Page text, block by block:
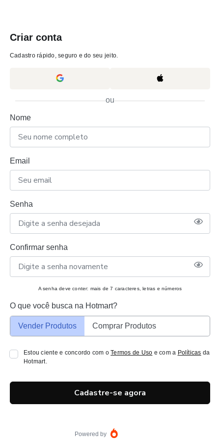
Criar conta
Cadastro rápido, seguro e do seu jeito.
ou
Nome
Email
Senha
Confirmar senha
A senha deve conter: mais de 7 caracteres, letras e números
O que você busca na Hotmart?
Vender Produtos Comprar Produtos
Estou ciente e concordo com oTermos de Uso e com a Políticas da
Hotmart.
Cadastre-se agora
Powered by